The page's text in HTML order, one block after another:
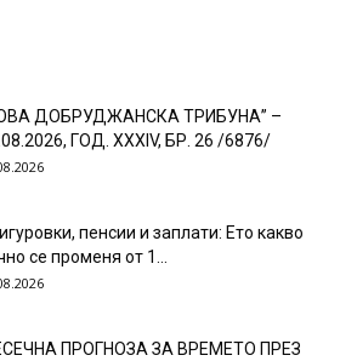
ДОБРУДЖАНСКА ТРИБУНА” –
ГОД. XXХIV, БР. 26 /6876/
пенсии и заплати: Ето какво
се променя от 1...
ПРОГНОЗА ЗА ВРЕМЕТО ПРЕЗ